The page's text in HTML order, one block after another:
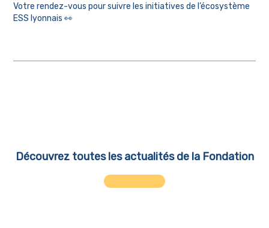
Votre rendez-vous pour suivre les initiatives de l’écosystème
ESS lyonnais 👀
Découvrez toutes les actualités de la Fondation